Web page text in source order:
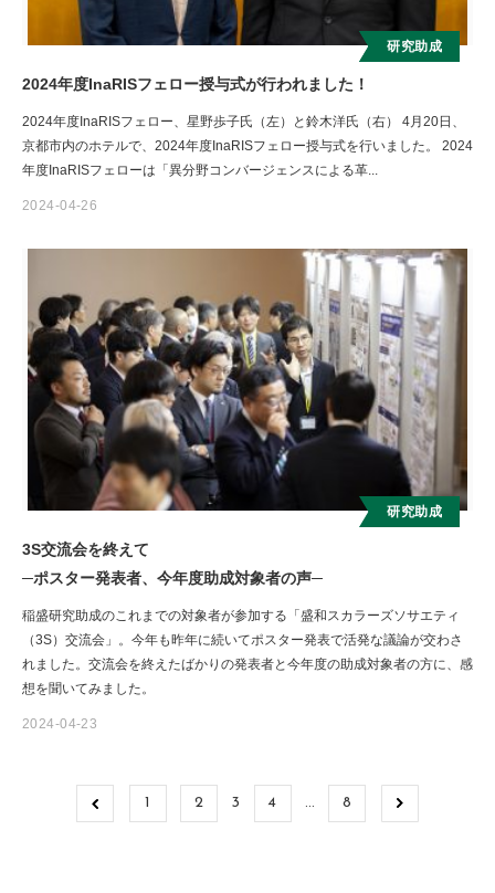
お知らせ
研究助成
2024年度InaRISフェロー授与式が行われました！
2024年度InaRISフェロー、星野歩子氏（左）と鈴木洋氏（右） 4月20日、
京都市内のホテルで、2024年度InaRISフェロー授与式を行いました。 2024
年度InaRISフェローは「異分野コンバージェンスによる⾰...
2024-04-26
研究助成
3S交流会を終えて
─ポスター発表者、今年度助成対象者の声─
稲盛研究助成のこれまでの対象者が参加する「盛和スカラーズソサエティ
（3S）交流会」。今年も昨年に続いてポスター発表で活発な議論が交わさ
れました。交流会を終えたばかりの発表者と今年度の助成対象者の方に、感
想を聞いてみました。
2024-04-23
1 2 3 4 … 8